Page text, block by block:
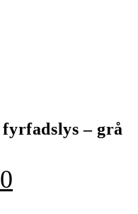
– grå